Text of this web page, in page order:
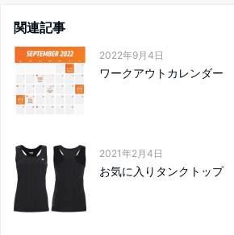
関連記事
2022年9月4日
ワークアウトカレンダー
2021年2月4日
お気に入りタンクトップ